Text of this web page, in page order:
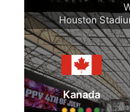
Houston
Kanada